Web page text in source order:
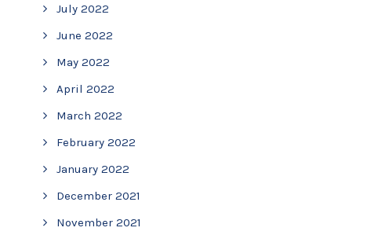
July 2022
June 2022
May 2022
April 2022
March 2022
February 2022
January 2022
December 2021
November 2021